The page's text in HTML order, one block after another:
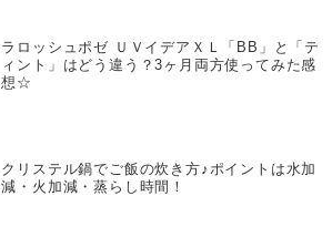
ラロッシュポゼ ＵＶイデアＸＬ「BB」と「テ
ィント」はどう違う？3ヶ月両方使ってみた感
想☆
クリステル鍋でご飯の炊き方♪ポイントは水加
減・火加減・蒸らし時間！